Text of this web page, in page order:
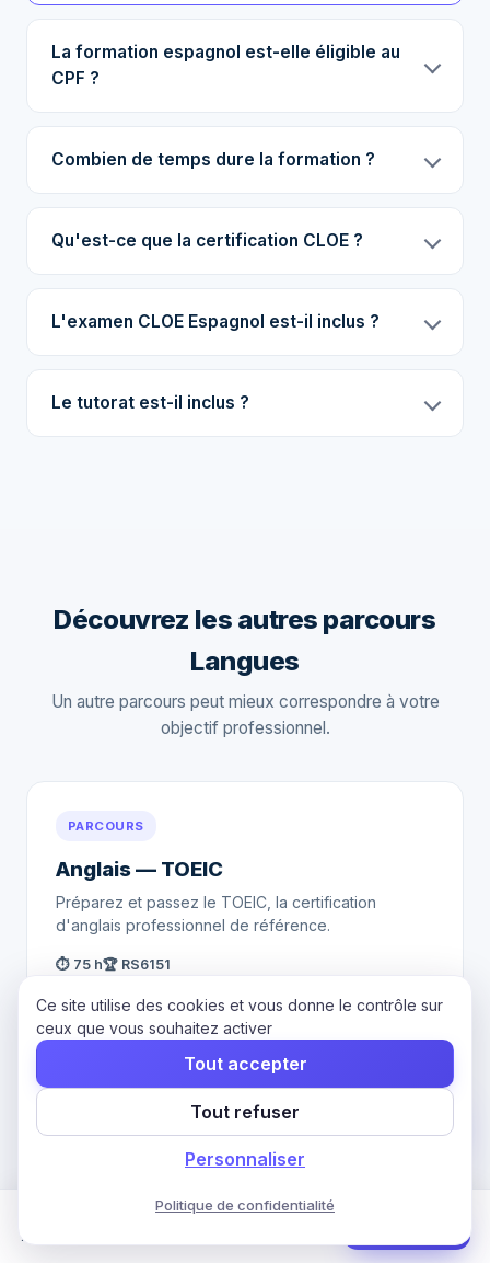
La formation espagnol est-elle éligible au
CPF ?
Combien de temps dure la formation ?
Qu'est-ce que la certification CLOE ?
L'examen CLOE Espagnol est-il inclus ?
Le tutorat est-il inclus ?
Découvrez les autres parcours
Langues
Un autre parcours peut mieux correspondre à votre
objectif professionnel.
PARCOURS
Anglais — TOEIC
Préparez et passez le TOEIC, la certification
d'anglais professionnel de référence.
⏱ 75 h🏆 RS6151
Voir le parcours
Italien — CLOE
France reconnue par France Compétences.
⏱ 70 h🏆 RS5662
Formation Espagnol — CLOE
70 h · 3 mois · CPF
Ce site utilise des cookies et vous donne le contrôle sur
ceux que vous souhaitez activer
Tout accepter
Tout refuser
Personnaliser
Politique de confidentialité